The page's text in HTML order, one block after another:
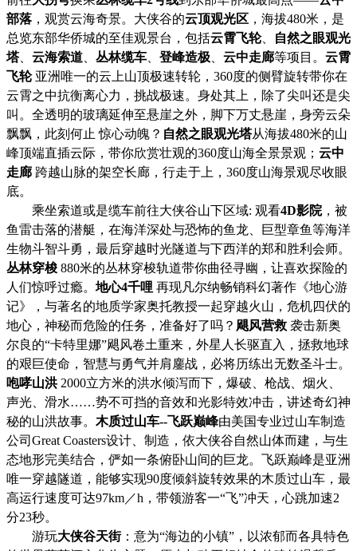
部落 ，观赏云海奇景。大侠谷的云顶观光区 ，海拔480米，是
总览东部华侨城的至佳观景台，包括云霄飞轮、
自然之眼观光
塔、 云海索道 丛林缆车 登峰造极 云中走廊等项目。 云霄
飞轮 亚洲唯一的云上山顶极速转轮， 360度的侧臂旋转带你在
云霄之中抗衡离心力，挑战极速。身处其上，除了尖叫还是尖
叫。全透明的玻璃延伸至悬崖之外，脚下万丈悬崖，身旁云朵
飘飘，此刻何止 惊心动魄？ 自然之眼观光塔从海拔480米的山
峰顶端直插云际，带你欣赏壮观的360度山海全景景观； 云中
走廊 跨越山脉的架空长廊，行走于上， 360度山海景观尽收眼
底。
乘坐索道或是缆车前往大侠谷山下区域: 观看4D影院，被
鱼雷击落的潜艇，在海洋深处与恐怖的鱼龙、巨型章鱼等海洋
生物斗智斗勇，最后穿越时光隧道与下西洋的郑和胜利会师。
丛林穿梭 880米的丛林穿梭轨道带你曲径寻幽，让喜欢探险的
人们惊呼过瘾。 地心4千哩 再现凡尔纳畅销科幻著作《地心游
记》，与著名的地质学家奥托教授一起穿越火山，危机四伏的
地心，神秘而危险的任务，准备好了吗？ 飓风营救 袭击新奥
尔良的“卡特里娜”飓风卷土重来，外星人长驱直入，拯救地球
的艰巨使命，智慧与勇气并肩鏖战，必将历练出无数圣斗士。
咆哮山洪 2000立方米的洪水倾泻而下，爆破、枪战、烟火、
声光、滑水……势不可挡的音效和光影特效冲击，讲述奇幻神
秘的山洪故事。 木质过山车--飞跃巅峰由美国专业过山车制造
公司 Great Coasters设计、制造，依大侠谷自然山体而建，与生
态地形完美结合，俨如一条俯卧山间的巨龙。飞跃巅峰是亚洲
唯一穿越隧道，能够实现90度倾斜旋转效果的木质过山车，最
高运行速度可达97km／h，带领游客一“飞”冲天，心跳加速2
分23秒。
游玩大侠谷天街：意为“海边的小镇”，以浓郁而各具特色